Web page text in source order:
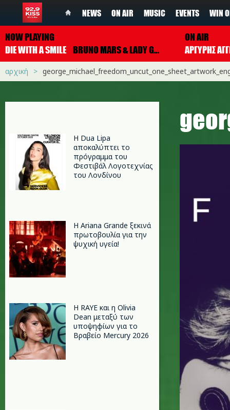
NEWS ON AIR MUSIC EVENTS WIN
NOW PLAYING
DIE WITH A SMILE BRUNO MARS & LADY GAGA
ON AIR
ΑΡΓΥΡΗΣ
αρχική
Η Dua Lipa
αποκαλύπτει το
πρόγραμμα του
Φεστιβάλ Λογοτεχνίας
του Λονδίνου
Η Ariana Grande ξεκινά
πρωτοβουλία για την
ψυχική υγεία!
Η RAYE και η Olivia
Dean μεταξύ των
υποψηφίων για το
Βραβείο Mercury 2026